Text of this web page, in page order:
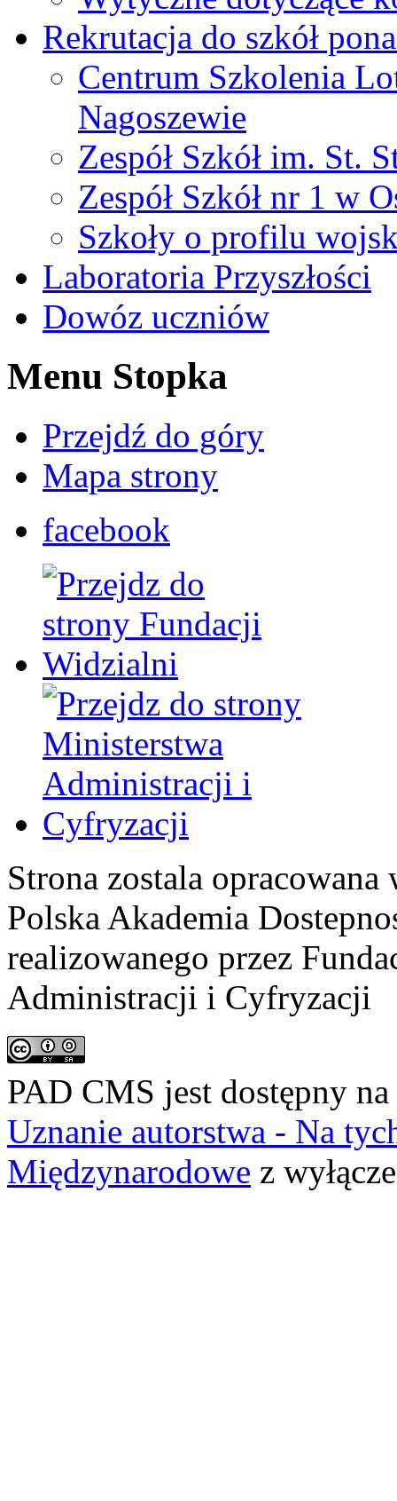
Rekrutacja do szkół
Centrum Szkolenia
Nagoszewie
Zespół Szkół im. St.
Zespół Szkół nr 1 w
Szkoły o profilu
Laboratoria Przyszłości
Dowóz uczniów
Menu Stopka
Przejdź do góry
Mapa strony
facebook
Strona zostala
Polska Akademia
realizowanego przez
Administracji i Cyfryzacji
PAD CMS jest dostępny na
Uznanie autorstwa - Na
Międzynarodowe z